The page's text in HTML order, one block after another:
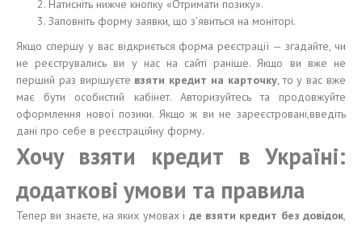
Натисніть нижче кнопку «Отримати позику».
Заповніть форму заявки, що з’явиться на моніторі.
Якщо спершу у вас відкриється форма реєстрації — згадайте, чи
не реєструвались ви у нас на сайті раніше. Якщо ви вже не
перший раз вирішуєте взяти кредит на карточку, то у вас вже
має бути особистий кабінет. Авторизуйтесь та продовжуйте
оформлення нової позики. Якщо ж ви не зареєстровані,введіть
дані про себе в реєстраційну форму.
Хочу взяти кредит в Україні:
додаткові умови та правила
Тепер ви знаєте, на яких умовах і де взяти кредит без довідок,